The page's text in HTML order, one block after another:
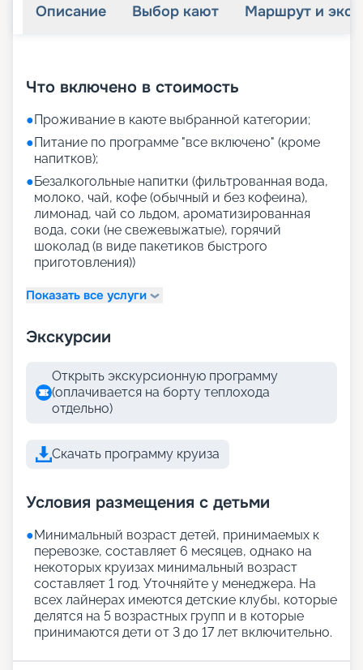
Описание Выбор кают Маршрут и
Что включено в стоимость
●Проживание в каюте выбранной категории;
●Питание по программе "все включено" (кроме
напитков);
●Безалкогольные напитки (фильтрованная вода,
молоко, чай, кофе (обычный и без кофеина),
лимонад, чай со льдом, ароматизированная
вода, соки (не свежевыжатые), горячий
шоколад (в виде пакетиков быстрого
приготовления))
Показать все услуги
Экскурсии
Открыть экскурсионную программу
(оплачивается на борту теплохода
отдельно)
Скачать программу круиза
Условия размещения с детьми
●Минимальный возраст детей, принимаемых к
перевозке, составляет 6 месяцев, однако на
некоторых круизах минимальный возраст
составляет 1 год. Уточняйте у менеджера. На
всех лайнерах имеются детские клубы, которые
делятся на 5 возрастных групп и в которые
принимаются дети от 3 до 17 лет включительно.